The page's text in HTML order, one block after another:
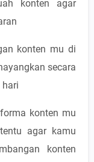
konten agar
konten mu di
secara
hari
konten mu
agar kamu
konten